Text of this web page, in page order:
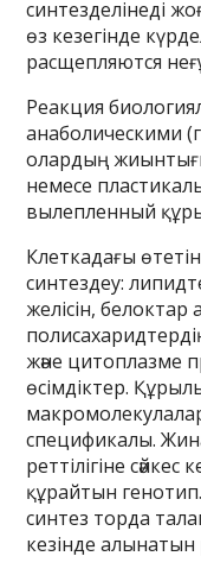
синтезделінеді
өз кезегінде
расщепляются
Реакция
анаболическими
олардың
немесе
вылепленный
Клеткадағы
синтездеу:
желісін,
және цитоплазме
өсімдіктер.
спецификалы.
реттілігіне
құрайтын
синтез торда
кезінде